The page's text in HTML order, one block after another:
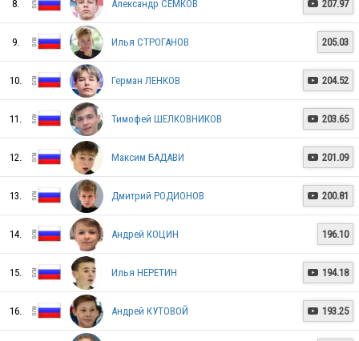
RUS
RUS
RUS
RUS
RUS
8. Александр СЕМКОВ  207.97
9. Илья СТРОГАНОВ 205.03
10. Герман ЛЕНКОВ  204.52
11. Тимофей ШЕЛКОВНИКОВ  203.65
12. Максим БАДАВИ  201.09
13. Дмитрий РОДИОНОВ  200.81
14. Андрей КОЦИН 196.10
15. Илья НЕРЕТИН  194.18
16. Андрей КУТОВОЙ  193.25